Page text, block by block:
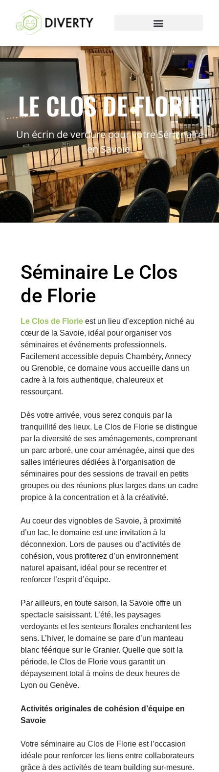
LE CLOS DE FLORIE
Un écrin de verdure pour votre Séminaire
en Savoie.
Séminaire Le Clos
de Florie
Le Clos de Florie est un lieu d’exception niché au
cœur de la Savoie, idéal pour organiser vos
séminaires et événements professionnels.
Facilement accessible depuis Chambéry, Annecy
ou Grenoble, ce domaine vous accueille dans un
cadre à la fois authentique, chaleureux et
ressourçant.
Dès votre arrivée, vous serez conquis par la
tranquillité des lieux. Le Clos de Florie se distingue
par la diversité de ses aménagements, comprenant
un parc arboré, une cour aménagée, ainsi que des
salles intérieures dédiées à l’organisation de
séminaires pour des sessions de travail en petits
groupes ou des réunions plus larges dans un cadre
propice à la concentration et à la créativité.
Au coeur des vignobles de Savoie, à proximité
d’un lac, le domaine est une invitation à la
déconnexion. Lors de pauses ou d’activités de
cohésion, vous profiterez d’un environnement
naturel apaisant, idéal pour se recentrer et
renforcer l’esprit d’équipe.
Par ailleurs, en toute saison, la Savoie offre un
spectacle saisissant. L’été, les paysages
verdoyants et les senteurs florales enchantent les
sens. L’hiver, le domaine se pare d’un manteau
blanc féérique sur le Granier. Quelle que soit la
période, le Clos de Florie vous garantit un
dépaysement total à moins de deux heures de
Lyon ou Genève.
Activités originales de cohésion d’équipe en
Savoie
Votre séminaire au Clos de Florie est l’occasion
idéale pour renforcer les liens entre collaborateurs
grâce à des activités de team building sur-mesure.